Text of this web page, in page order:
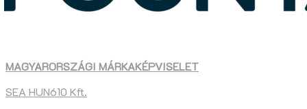
MAGYARORSZÁGI MÁRKAKÉPVISELET
SEA HUN610 Kft.